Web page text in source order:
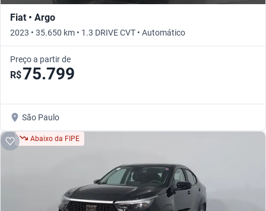
Fiat • Argo
2023 • 35.650 km • 1.3 DRIVE CVT • Automático
Preço a partir de
R$75.799
São Paulo
Abaixo da FIPE